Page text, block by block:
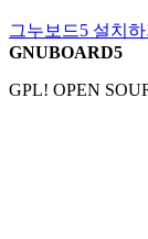
그누보드5 설치하
GNUBOARD5
GPL! OPEN